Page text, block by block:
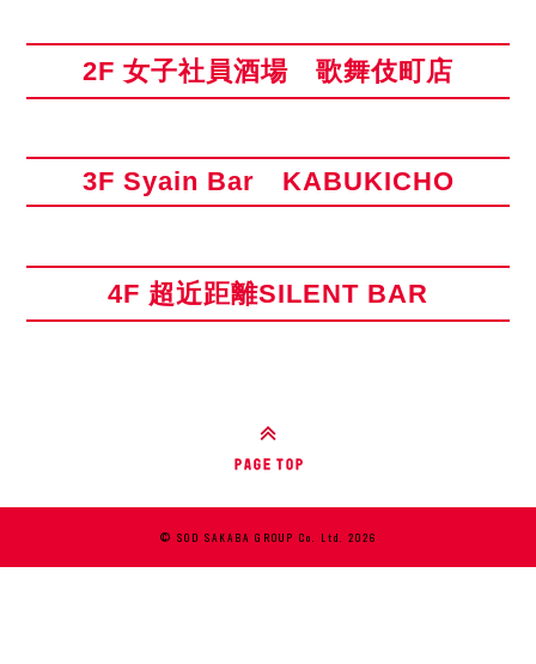
2F 女子社員酒場 歌舞伎町店
3F Syain Bar KABUKICHO
4F 超近距離SILENT BAR
© SOD SAKABA GROUP Co. Ltd. 2026